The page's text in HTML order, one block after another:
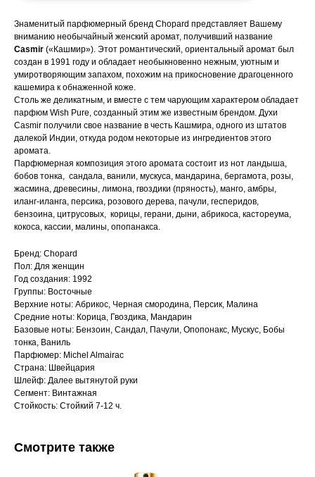
Знаменитый парфюмерный бренд Chopard представляет Вашему
вниманию необычайный женский аромат, получивший название
Casmir («Кашмир»). Этот романтический, ориентальный аромат был
создан в 1991 году и обладает необыкновенно нежным, уютным и
умиротворяющим запахом, похожим на прикосновение драгоценного
кашемира к обнаженной коже.
Столь же деликатным, и вместе с тем чарующим характером обладает
парфюм Wish Pure, созданный этим же известным брендом. Духи
Casmir получили свое название в честь Кашмира, одного из штатов
далекой Индии, откуда родом некоторые из ингредиентов этого
аромата.
Парфюмерная композиция этого аромата состоит из нот ландыша,
бобов тонка, сандала, ванили, мускуса, мандарина, бергамота, розы,
жасмина, древесины, лимона, гвоздики (пряность), манго, амбры,
иланг-иланга, персика, розового дерева, пачули, гесперидов,
бензоина, цитрусовых, корицы, герани, дыни, абрикоса, кастореума,
кокоса, кассии, малины, опопанакса.
Бренд: Chopard
Пол: Для женщин
Год создания: 1992
Группы: Восточные
Верхние ноты: Абрикос, Черная смородина, Персик, Малина
Средние ноты: Корица, Гвоздика, Мандарин
Базовые ноты: Бензоин, Сандал, Пачули, Опопонакс, Мускус, Бобы
тонка, Ваниль
Парфюмер: Michel Almairac
Страна: Швейцария
Шлейф: Далее вытянутой руки
Сегмент: Винтажная
Стойкость: Стойкий 7-12 ч.
Смотрите также